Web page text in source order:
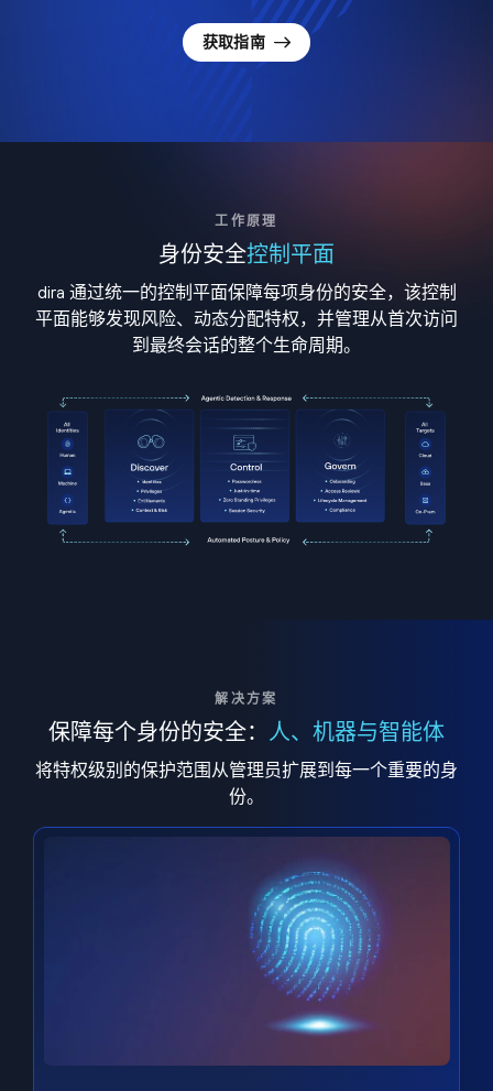
获取指南
工作原理
身份安全控制平面
dira 通过统一的控制平面保障每项身份的安全，该控制
平面能够发现风险、动态分配特权，并管理从首次访问
到最终会话的整个生命周期。
解决方案
保障每个身份的安全： 人、机器与智能体
将特权级别的保护范围从管理员扩展到每一个重要的身
份。